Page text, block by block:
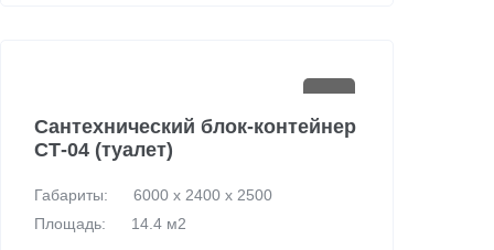
Сантехнический блок-контейнер
СТ-04 (туалет)
Габариты:
6000 х 2400 х 2500
Площадь:
14.4 м2